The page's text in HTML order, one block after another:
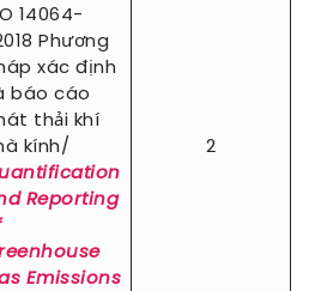
14064-
Phương
xác định
báo cáo
thải khí
kính/
Reporting
Emissions
2